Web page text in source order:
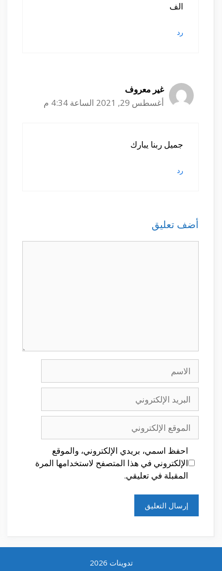
الف
رد
غير معروف
أغسطس 29, 2021 الساعة 4:34 م
جميل ربنا يبارك
رد
أضف تعليق
الاسم
البريد
الإلكتروني
الموقع
الإلكتروني
احفظ اسمي، بريدي الإلكتروني، والموقع
الإلكتروني في هذا المتصفح لاستخدامها المرة
المقبلة في تعليقي.
تدوينات 2026